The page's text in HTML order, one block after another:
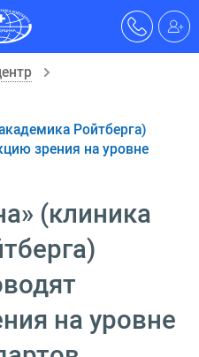
Ройтберга)
зрения на уровне
(клиника
на уровне